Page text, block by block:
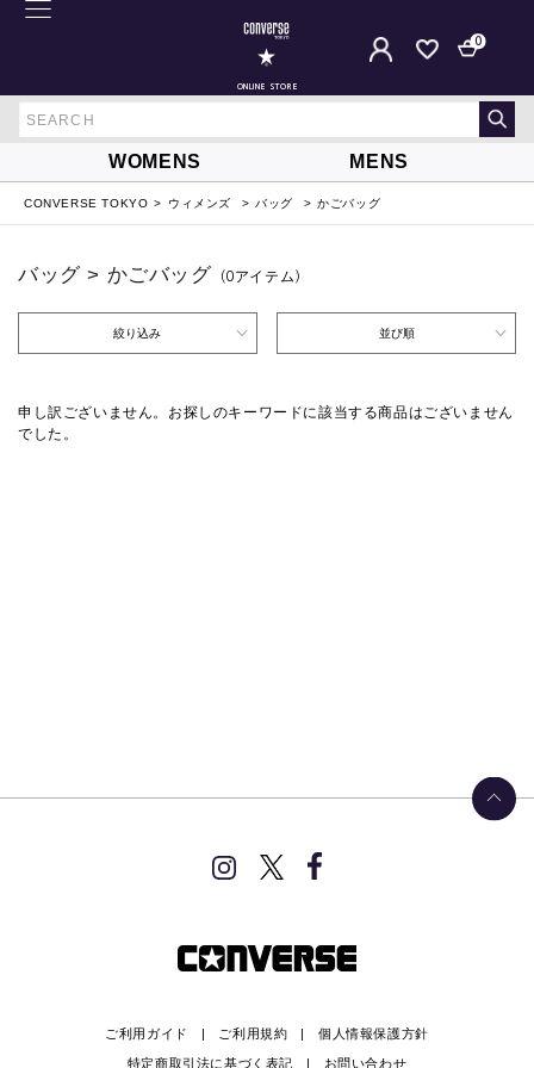
ONLINE STORE
0
WOMENS MENS
CONVERSE TOKYO ウィメンズ バッグ かごバッグ
バッグ > かごバッグ （0アイテム）
絞り込み 並び順
申し訳ございません。お探しのキーワードに該当する商品はございません
でした。
ご利用ガイド ご利用規約 個人情報保護方針
特定商取引法に基づく表記 お問い合わせ